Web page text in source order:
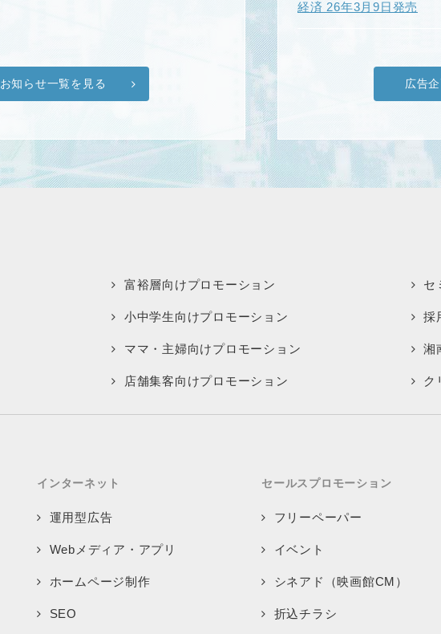
お知らせ一覧を見る
経済 26年3月9日発売
広告
富裕層向けプロモーション
小中学生向けプロモーション
ママ・主婦向けプロモーション
店舗集客向けプロモーション
セ
採
湘
ク
インターネット
運用型広告
Webメディア・アプリ
ホームページ制作
SEO
セールスプロモーション
フリーペーパー
イベント
シネアド（映画館CM）
折込チラシ